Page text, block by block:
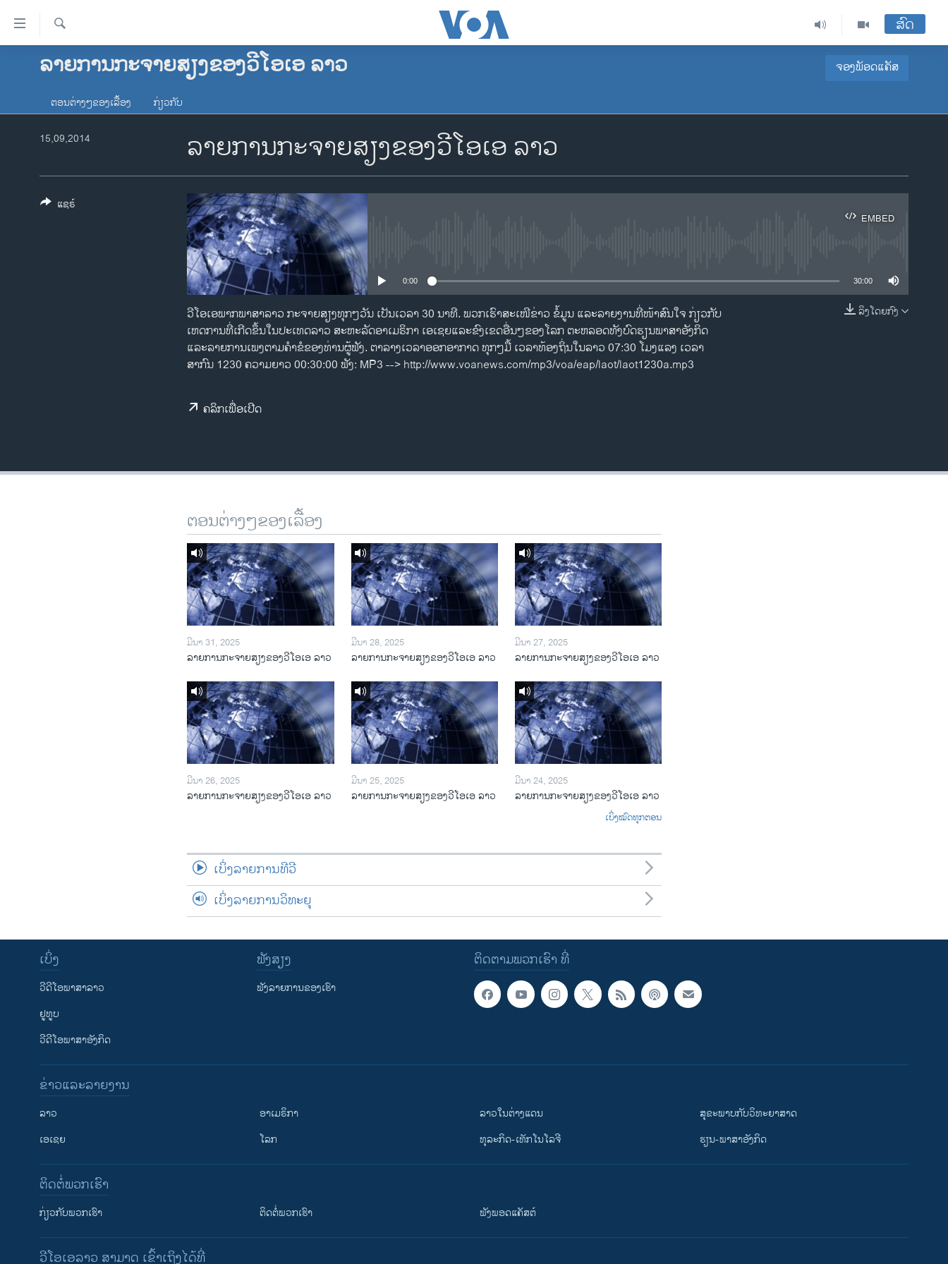
ລິ້ງ
ສຳຫລັບ
ຂ້າມ
ໂຮມເພຈ
ອາເມຣິກາ
ການເລືອກຕັ້ງ ປະທານາທີບໍດີ ສະຫະລັດ
ຂ່າວ​ຈີນ
ສົດ
ລາຍການກະຈາຍສຽງຂອງວີໂອເອ ລາວ ຈອງພັອດແຄັສ
Apple Podcasts
ຈອງ
ຕອນຕ່າງໆຂອງເລື້ອງ ກ່ຽວກັບ
ລາຍການກະຈາຍສຽງຂອງວີໂອເອ ລາວ
15,09,2014
EMBED
EMBED
0:00 30:00
ລິງໂດຍກົງ
ວີ​ໂອ​ເອພາກ​ພາສາ​ລາວ​ ກະຈາຍສຽງ​ທຸກໆ​ວັນ ​ເປັນ​ເວລາ 30 ນາທີ. ພວກ​ເຮົາ​ສະ​ເໜີຂ່າວ ຂໍ້​ມູນ ​ແລະ​ລາຍ​ງານ​ທີ່​ໜ້າ​ສົນ​ໃຈ ກ່ຽວກັບ​​
ເຫດການ​​ທີ່​ເກີດ​ຂຶ້ນ​ໃນ​ປະ​ເທດ​ລາວ ສະຫະລັດ​ອ​າ​ເມ​ຣິ​ກາ ​ເອ​ເຊຍ​ແລະ​ຂົງເຂດ​ອື່ນໆ​ຂອງ​ໂລກ ຕະຫລອດ​ທັງ​ບົດຮຽນ​ພາສາ​ອັງກິດ ​
ແລະ​ລາຍການ​ເພງ​ຕາມ​ຄຳ​ຂໍ​ຂອງ​ທ່ານ​ຜູ້​ຟັງ. ຕາລາງເວລາອອກອາກາດ ທຸກໆມື້ ເວລາທ້ອງຖິ່ນໃນລາວ 07:30 ໂມງແລງ ເວລາ
ສາກົນ 1230 ຄວາມຍາວ 00:30:00 ຟັງ: MP3 --> http://www.voanews.com/mp3/voa/eap/laot/laot1230a.mp3
ຄລິກເພື່ອເປີດ
ແຊຣ໌
ຕອນຕ່າງໆຂອງເລື້ອງ
ມີນາ 31, 2025
ລາຍການກະຈາຍສຽງຂອງວີໂອເອ ລາວ
ມີນາ 28, 2025
ລາຍການກະຈາຍສຽງຂອງວີໂອເອ ລາວ
ມີນາ 27, 2025
ລາຍການກະຈາຍສຽງຂອງວີໂອເອ ລາວ
ມີນາ 26, 2025
ລາຍການກະຈາຍສຽງຂອງວີໂອເອ ລາວ
ມີນາ 25, 2025
ລາຍການກະຈາຍສຽງຂອງວີໂອເອ ລາວ
ມີນາ 24, 2025
ລາຍການກະຈາຍສຽງຂອງວີໂອເອ ລາວ
ເບິ່ງໝົດທຸກຕອນ
ເບິ່ງລາຍການທີວີ
ເບິ່ງລາຍການວິທະຍຸ
ຕິດຕາມພວກເຮົາ ທີ່
ເບິ່ງ
ວີດີໂອພາສາລາວ
ຢູທູບ
ວີດີໂອພາສາອັງກິດ
ຟັງສຽງ
ຟັງລາຍການຂອງເຮົາ
ຂ່າວແລະລາຍງານ
ລາວ
ເອເຊຍ
ອາເມຣິກາ
ໂລກ
ລາວໃນຕ່າງແດນ
ທຸລະກິດ-ເທັກໂນໂລຈີ
ສຸຂະພາບກັບວິທະຍາສາດ
ຮຽນ-ພາສາອັງກິດ
ຕິດຕໍ່ພວກເຮົາ
ກ່ຽວກັບພວກເຮົາ ຕິດຕໍ່ພວກເຮົາ ຟັງພອດແຄັສຕ໌
ວີໂອເອລາວ ສາມາດ ເຂົ້າເຖິງໄດ້ທີ່